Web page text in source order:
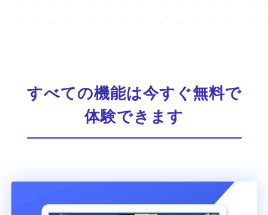
すべての機能は今すぐ無料で
体験できます